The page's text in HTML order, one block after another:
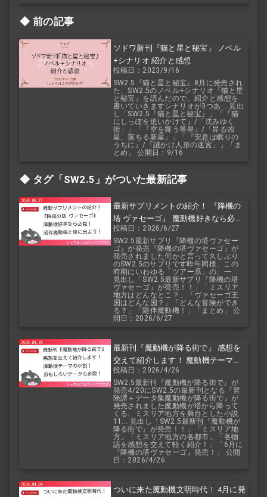
前の記事
ソドワ新刊『猫と星と秘宝』 ノベル
+シナリオ 紹介と感想
投稿日：2023/9/16
SW2.5『猫と星と秘宝』8月に発売され
た、SW2.5のノベル+シナリオ『猫と星
と秘宝』を読んだので、紹介と感想を
書いていきますシナリオが3つあ... 見出
し「SW2.5『猫と星と秘宝』」「『猫
にしっぽを追いかけて』/「沈みゆく
街」」「『空を舞う箒星』/「昇る凶
星、落ちる新星」」「『安息は眠りの
うちに』/「謎かけ人形の迷宮」」「ま
とめ」 公開日：9/16
タグ「SW2.5」がついた最新記事
最新サプリメントの紹介！ 『降機の
塔 ヴァセーゴ』 魔動機好きなら必
見！ 随伴魔動機と旅に出よう！
投稿日：2026/6/27
SW2.5最新サプリ『降機の塔ヴァセー
ゴ』が発売『降機の塔ヴァセーゴ』が
発売されました何かと言って久しぶり
のSW2.5のサプリです昨年同様、この
時期にいわゆる「ツアー系」の、一...
見出し「SW2.5最新サプリ『降機の塔
ヴァセーゴ』が発売！！」「ミスリア
地方はどんなとこ？」「ヴァセーゴ王
国はどんな国？」「どんな冒険ができ
る？」「随伴魔動機！」「まとめ」 公
開日：2026/6/27
最新刊『魔動機が降る街で』 感想を
交えて紹介します！ 魔動機テーマの
小説！ おもしろいデータも多数！
投稿日：2026/4/26
SW2.5最新刊『魔動機が降る街で』が
発売4/20にSW2.5の最新刊となる『冒
険譚＋データ集魔動機が降る街で』が
発売されました魔動機が塔から降って
くる、ミスリア地方を舞台とした小説
11... 見出し「SW2.5最新刊『魔動機が
降る街で』が発売！！」「ミスリア地
方」「ミスリア地方の各都市」「各物
語を感想を交えて軽く紹介！」「6月に
『降機の塔ヴァセーゴ』発売！」 公開
日：2026/4/26
ついに来た魔動機文明時代！ 4月に発